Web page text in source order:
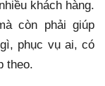
khách hàng.
còn phải giúp
phục vụ ai, có
theo.